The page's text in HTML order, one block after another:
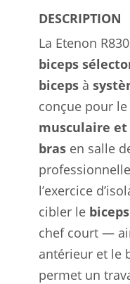
DESCRIPTION
La Etenon
biceps
biceps à
conçue pour le
musculaire et
bras en salle
l’exercice
cibler le
chef court —
antérieur et le
permet un